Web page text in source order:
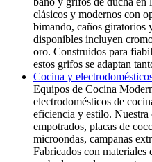
clásicos y modernos con
bimando, caños giratorios
disponibles incluyen
oro. Construidos para
estos grifos se adaptan
Cocina y
Equipos de Cocina
electrodomésticos de
eficiencia y estilo.
empotrados, placas de
microondas, campanas
Fabricados con materiales